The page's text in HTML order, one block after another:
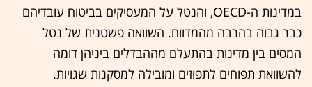
במדינות ה-OECD, והנטל על המעסיקים בביטוח עובדיהם
כבר גבוה בהרבה מהמדווח. השוואה פשטנית של נטל
המסים בין מדינות בהתעלם מההבדלים ביניהן דומה
להשוואת תפוחים לתפוזים ומובילה למסקנות שגויות.